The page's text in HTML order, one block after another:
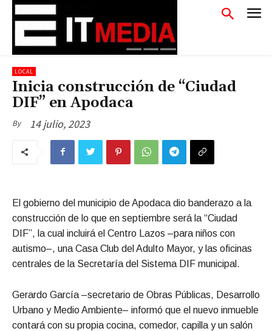
LOCAL
Inicia construcción de “Ciudad
DIF” en Apodaca
By 14 julio, 2023
El gobierno del municipio de Apodaca dio banderazo a la
construcción de lo que en septiembre será la “Ciudad
DIF”, la cual incluirá el Centro Lazos –para niños con
autismo–, una Casa Club del Adulto Mayor, y las oficinas
centrales de la Secretaría del Sistema DIF municipal.
Gerardo García –secretario de Obras Públicas, Desarrollo
Urbano y Medio Ambiente– informó que el nuevo inmueble
contará con su propia cocina, comedor, capilla y un salón